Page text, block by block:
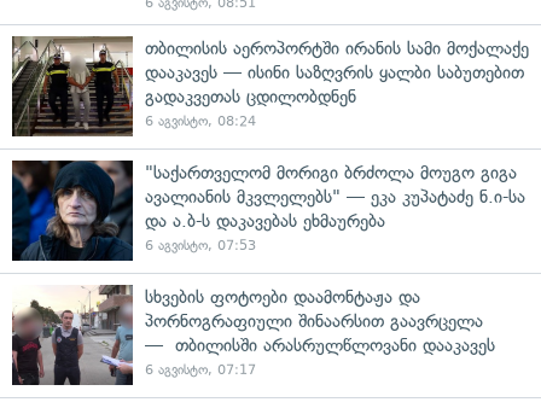
თბილისის აეროპორტში ირანის სამი მოქალაქე
დააკავეს — ისინი საზღვრის ყალბი საბუთებით
გადაკვეთას ცდილობდნენ
6 აგვისტო, 08:24
"საქართველომ მორიგი ბრძოლა მოუგო გიგა
ავალიანის მკვლელებს" — ეკა კუპატაძე ნ.ი-სა
და ა.ბ-ს დაკავებას ეხმაურება
6 აგვისტო, 07:53
სხვების ფოტოები დაამონტაჟა და
პორნოგრაფიული შინაარსით გაავრცელა
— თბილისში არასრულწლოვანი დააკავეს
6 აგვისტო, 07:17